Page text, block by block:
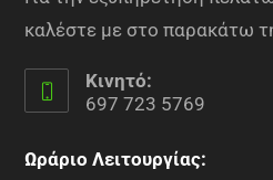
καλέστε με στο παρακάτω
Κινητό:
697 723 5769
Ωράριο Λειτουργίας: